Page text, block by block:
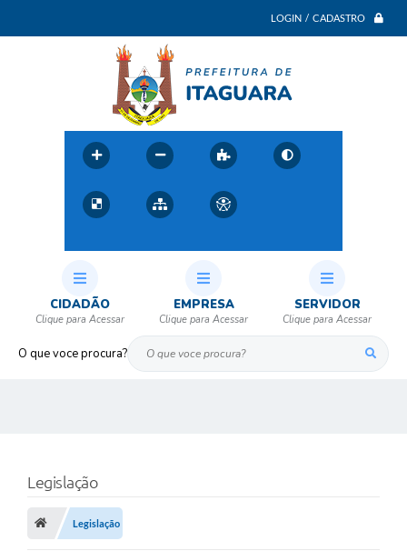
LOGIN / CADASTRO
O que voce procura?
CIDADÃO EMPRESA SERVIDOR
Legislação
Legislação